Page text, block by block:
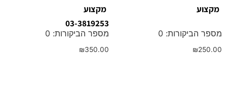
מקצוע
מספר הביקורות: 0
₪250.00
מקצוע
03-3819253
מספר הביקורות: 0
₪350.00